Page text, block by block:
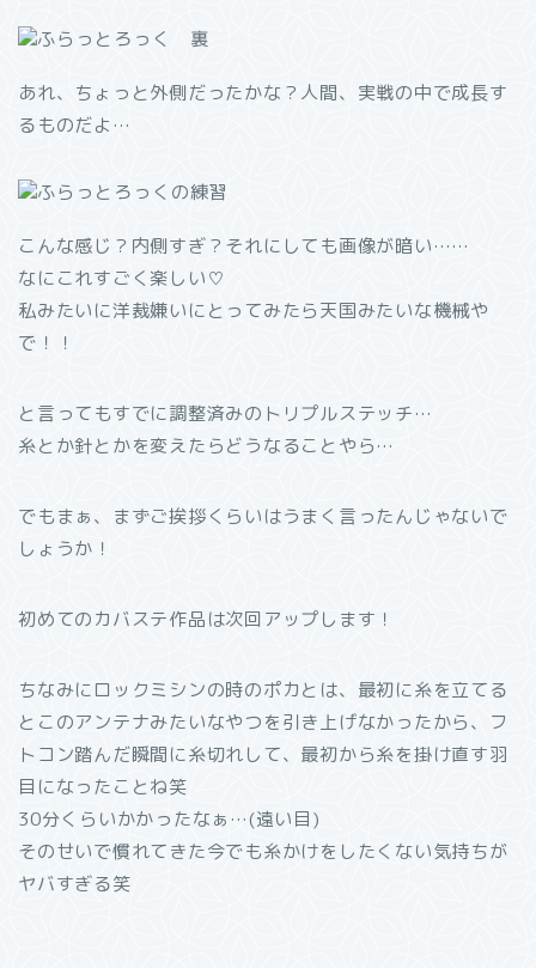
あれ、ちょっと外側だったかな？人間、実戦の中で成長す
るものだよ…
こんな感じ？内側すぎ？それにしても画像が暗い……
なにこれすごく楽しい♡
私みたいに洋裁嫌いにとってみたら天国みたいな機械や
で！！
と言ってもすでに調整済みのトリプルステッチ…
糸とか針とかを変えたらどうなることやら…
でもまぁ、まずご挨拶くらいはうまく言ったんじゃないで
しょうか！
初めてのカバステ作品は次回アップします！
ちなみにロックミシンの時のポカとは、最初に糸を立てる
とこのアンテナみたいなやつを引き上げなかったから、フ
トコン踏んだ瞬間に糸切れして、最初から糸を掛け直す羽
目になったことね笑
30分くらいかかったなぁ…(遠い目)
そのせいで慣れてきた今でも糸かけをしたくない気持ちが
ヤバすぎる笑